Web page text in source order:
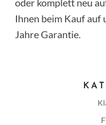
oder komplett neu
Ihnen beim Kauf auf
Jahre Garantie.